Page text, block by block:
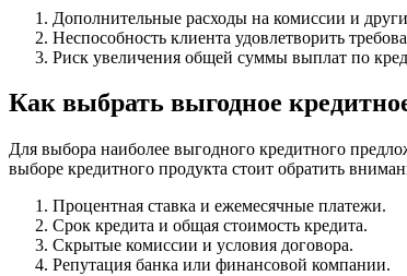
Дополнительные расходы на комиссии и
Неспособность клиента удовлетворить
Риск увеличения общей суммы выплат по
Как выбрать выгодное
Для выбора наиболее выгодного кредитного
выборе кредитного продукта стоит обратить
Процентная ставка и ежемесячные платежи.
Срок кредита и общая стоимость кредита.
Скрытые комиссии и условия договора.
Репутация банка или финансовой компании.